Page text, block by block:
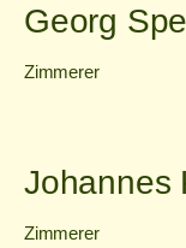
Georg
Zimmerer
Johannes
Zimmerer